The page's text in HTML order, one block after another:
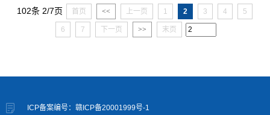
102条 2/7页 首页 << 上一页 1 2 3 4 5
6 7 下一页 >> 末页
ICP备案编号：赣ICP备20001999号-1